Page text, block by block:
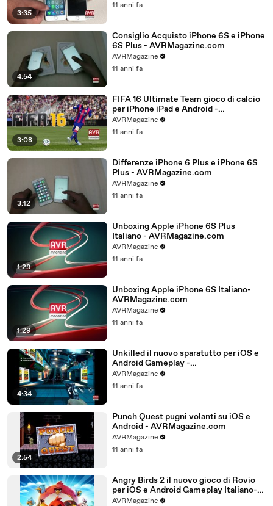
3:35
11 anni fa
4:54
Consiglio Acquisto iPhone 6S e iPhone
6S Plus - AVRMagazine.com
AVRMagazine
11 anni fa
3:08
FIFA 16 Ultimate Team gioco di calcio
per iPhone iPad e Android -
AVRMagazine.com
AVRMagazine
11 anni fa
3:12
Differenze iPhone 6 Plus e iPhone 6S
Plus - AVRMagazine.com
AVRMagazine
11 anni fa
1:29
Unboxing Apple iPhone 6S Plus
Italiano - AVRMagazine.com
AVRMagazine
11 anni fa
1:29
Unboxing Apple iPhone 6S Italiano-
AVRMagazine.com
AVRMagazine
11 anni fa
4:34
Unkilled il nuovo sparatutto per iOS e
Android Gameplay -
AVRMagazine.com
AVRMagazine
11 anni fa
2:54
Punch Quest pugni volanti su iOS e
Android - AVRMagazine.com
AVRMagazine
11 anni fa
Angry Birds 2 il nuovo gioco di Rovio
per iOS e Android Gameplay Italiano-
AVRMagazine.com (720p)
AVRMagazine